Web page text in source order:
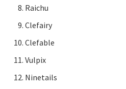
Raichu
Clefairy
Clefable
Vulpix
Ninetails